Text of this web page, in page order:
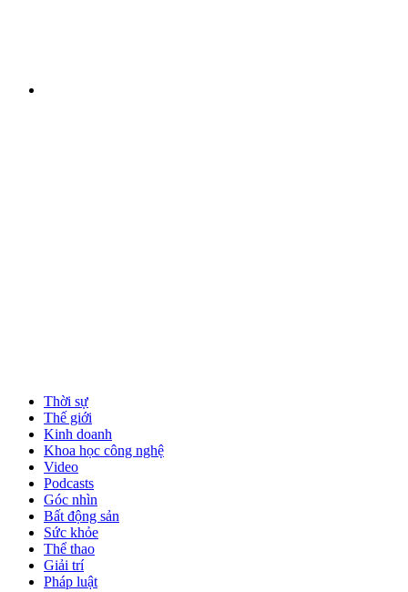
Thời sự
Thế giới
Kinh doanh
Khoa học công nghệ
Video
Podcasts
Góc nhìn
Bất động sản
Sức khỏe
Thể thao
Giải trí
Pháp luật